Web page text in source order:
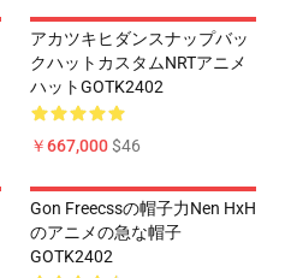
アカツキヒダンスナップバッ
クハットカスタムNRTアニメ
ハットGOTK2402
￥667,000$46
Gon Freecssの帽子力Nen HxH
のアニメの急な帽子
GOTK2402